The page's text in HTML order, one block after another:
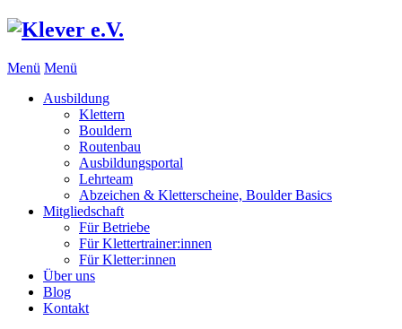
Menü Menü
Ausbildung
Klettern
Bouldern
Routenbau
Ausbildungsportal
Lehrteam
Abzeichen & Kletterscheine, Boulder Basics
Mitgliedschaft
Für Betriebe
Für Klettertrainer:innen
Für Kletter:innen
Über uns
Blog
Kontakt